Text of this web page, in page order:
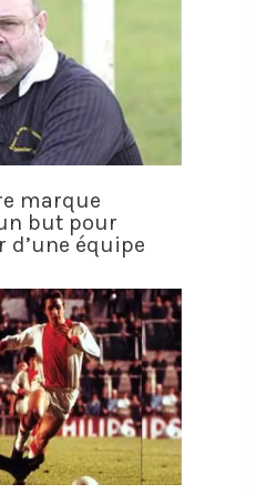
marque
but pour
d’une équipe